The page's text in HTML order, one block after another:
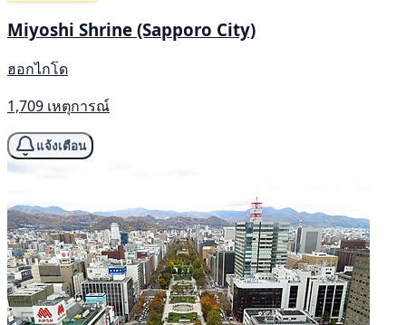
Miyoshi Shrine (Sapporo City)
ฮอกไกโด
1,709 เหตุการณ์
แจ้งเตือน